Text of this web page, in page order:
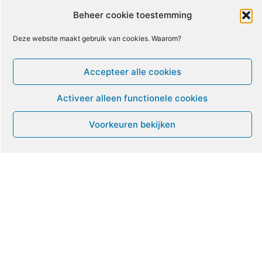
Beheer cookie toestemming
Deze website maakt gebruik van cookies. Waarom?
Accepteer alle cookies
Activeer alleen functionele cookies
Voorkeuren bekijken
16
17 18 19 20 21
26 27 28
31 1 2 3 4 5 6